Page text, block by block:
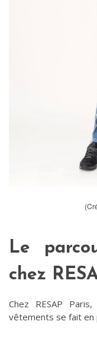
Le
chez
Chez RESAP
vêtements se fait en